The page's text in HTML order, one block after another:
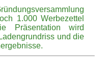
1.000 Werbezettel
Präsentation wird
und die